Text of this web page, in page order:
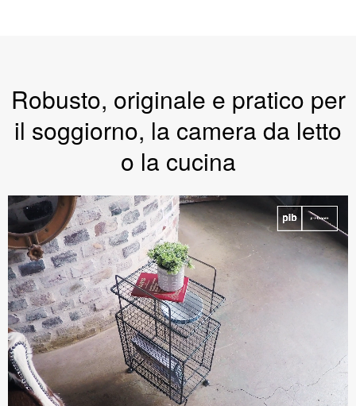
Robusto, originale e pratico per
il soggiorno, la camera da letto
o la cucina